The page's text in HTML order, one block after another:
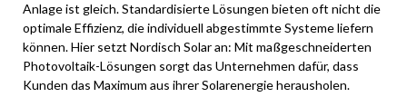
Anlage ist gleich. Standardisierte Lösungen bieten oft nicht die
optimale Effizienz, die individuell abgestimmte Systeme liefern
können. Hier setzt Nordisch Solar an: Mit maßgeschneiderten
Photovoltaik-Lösungen sorgt das Unternehmen dafür, dass
Kunden das Maximum aus ihrer Solarenergie herausholen.